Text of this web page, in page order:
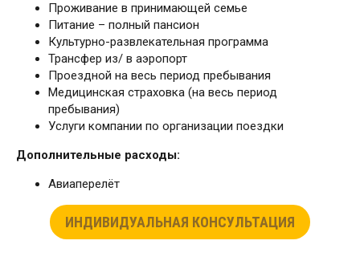
Проживание в принимающей семье
Питание – полный пансион
Культурно-развлекательная программа
Трансфер из/ в аэропорт
Проездной на весь период пребывания
Медицинская страховка (на весь период
пребывания)
Услуги компании по организации поездки
Дополнительные расходы:
Авиаперелёт
ИНДИВИДУАЛЬНАЯ КОНСУЛЬТАЦИЯ